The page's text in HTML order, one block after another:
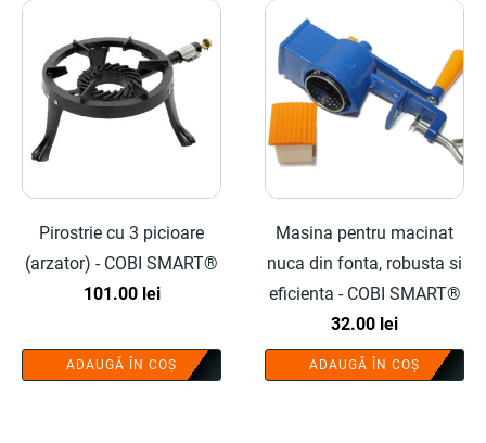
Pirostrie cu 3 picioare
(arzator) - COBI SMART®
101.00 lei
ADAUGĂ ÎN COȘ
Masina pentru macinat
nuca din fonta, robusta si
eficienta - COBI SMART®
32.00 lei
ADAUGĂ ÎN COȘ